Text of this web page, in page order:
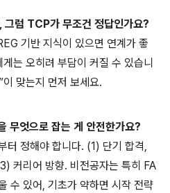
럼 TCP가 무조건 정답인가요?
기반 지식이 있으면 연계가 좋
는 오히려 부담이 커질 수 있습니
맞는지 먼저 보세요.
엇으로 잡는 게 안전한가요?
터 정해야 합니다. (1) 단기 합격,
커리어 방향. 비전공자는 특히 FA
수 있어, 기초가 약하면 시작 전략